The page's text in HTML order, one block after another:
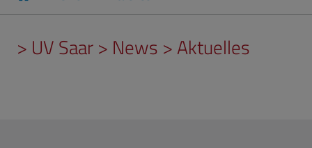
> UV Saar > News > Aktuelles